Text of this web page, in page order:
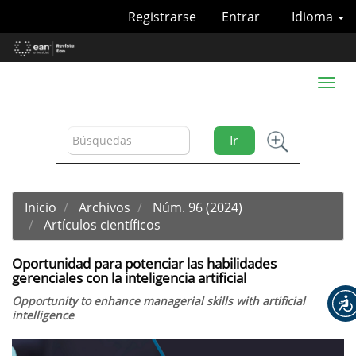
Contenido
principal
Idioma
Registrarse Entrar
Ir
Toggle
Inicio Archivos
Núm. 96 (2024)
Artículos científicos
Oportunidad para potenciar las habilidades
gerenciales con la inteligencia artificial
Opportunity to enhance managerial skills with artificial
intelligence